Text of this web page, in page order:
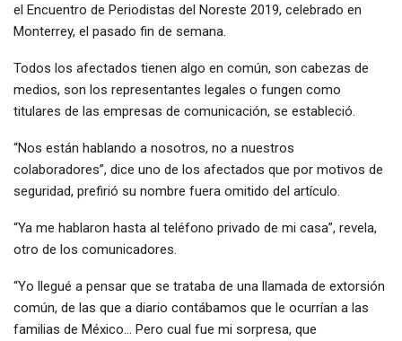
el Encuentro de Periodistas del Noreste 2019, celebrado en
Monterrey, el pasado fin de semana.
Todos los afectados tienen algo en común, son cabezas de
medios, son los representantes legales o fungen como
titulares de las empresas de comunicación, se estableció.
“Nos están hablando a nosotros, no a nuestros
colaboradores”, dice uno de los afectados que por motivos de
seguridad, prefirió su nombre fuera omitido del artículo.
“Ya me hablaron hasta al teléfono privado de mi casa”, revela,
otro de los comunicadores.
“Yo llegué a pensar que se trataba de una llamada de extorsión
común, de las que a diario contábamos que le ocurrían a las
familias de México… Pero cual fue mi sorpresa, que